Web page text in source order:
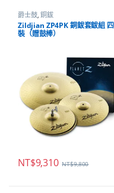
爵士鼓,銅鈸
Zildjian ZP4PK 銅鈸套鈸組
裝（贈鼓棒）
NT$9,310 NT$9,800